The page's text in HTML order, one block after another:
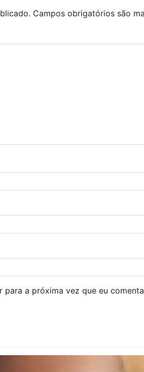
Campos obrigatórios são
para a próxima vez que eu